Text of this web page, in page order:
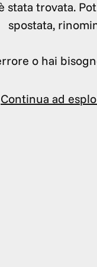
stata trovata.
spostata,
o hai
Continua ad